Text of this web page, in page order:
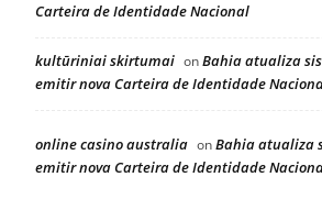
Carteira de Identidade Nacional
kultūriniai skirtumai onBahia atualiza
emitir nova Carteira de Identidade
online casino australia onBahia atualiza
emitir nova Carteira de Identidade